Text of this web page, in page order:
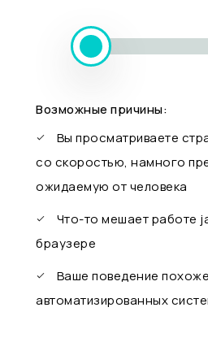
Возможные причины:
Вы просматриваете
со скоростью, намного
ожидаемую от человека
Что-то мешает работе
браузере
Ваше поведение
автоматизированных